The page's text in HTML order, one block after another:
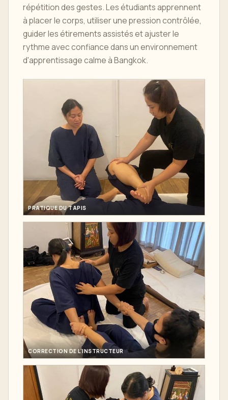
répétition des gestes. Les étudiants apprennent
à placer le corps, utiliser une pression contrôlée,
guider les étirements assistés et ajuster le
rythme avec confiance dans un environnement
d'apprentissage calme à Bangkok.
PRATIQUE DU TAPIS
CORRECTION DE L'INSTRUCTEUR